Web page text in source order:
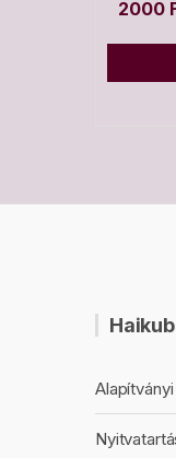
2000